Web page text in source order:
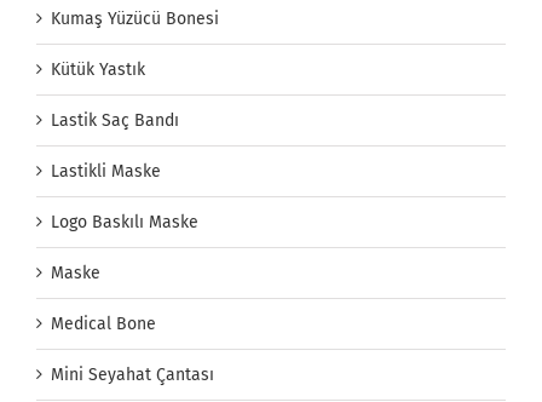
Kumaş Yüzücü Bonesi
Kütük Yastık
Lastik Saç Bandı
Lastikli Maske
Logo Baskılı Maske
Maske
Medical Bone
Mini Seyahat Çantası